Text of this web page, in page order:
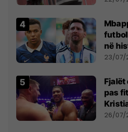
në
23/07/
Fjalët
pas
26/07/